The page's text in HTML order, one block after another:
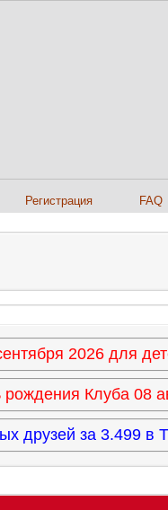
Регистрация FAQ
2026 для
Клуба 08
друзей за 3.499